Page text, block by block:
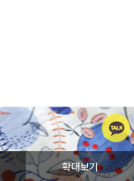
확대보기